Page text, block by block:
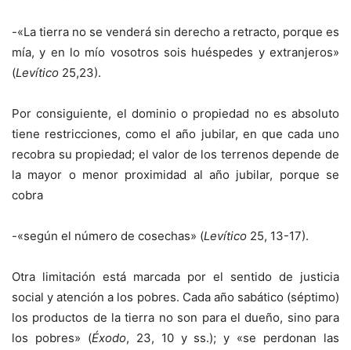
-«La tierra no se venderá sin derecho a retracto, porque es
mía, y en lo mío vosotros sois huéspedes y extranjeros»
(Levítico 25,23).
Por consiguiente, el dominio o propiedad no es absoluto
tiene restricciones, como el año jubilar, en que cada uno
recobra su propiedad; el valor de los terrenos depende de
la mayor o menor proximidad al año jubilar, porque se
cobra
-«según el número de cosechas» (Levítico 25, 13-17).
Otra limitación está marcada por el sentido de justicia
social y atención a los pobres. Cada año sabático (séptimo)
los productos de la tierra no son para el dueño, sino para
los pobres» (Éxodo, 23, 10 y ss.); y «se perdonan las